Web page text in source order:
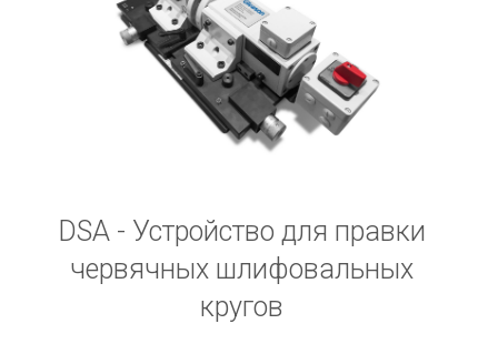
DSA - Устройство для правки
червячных шлифовальных
кругов